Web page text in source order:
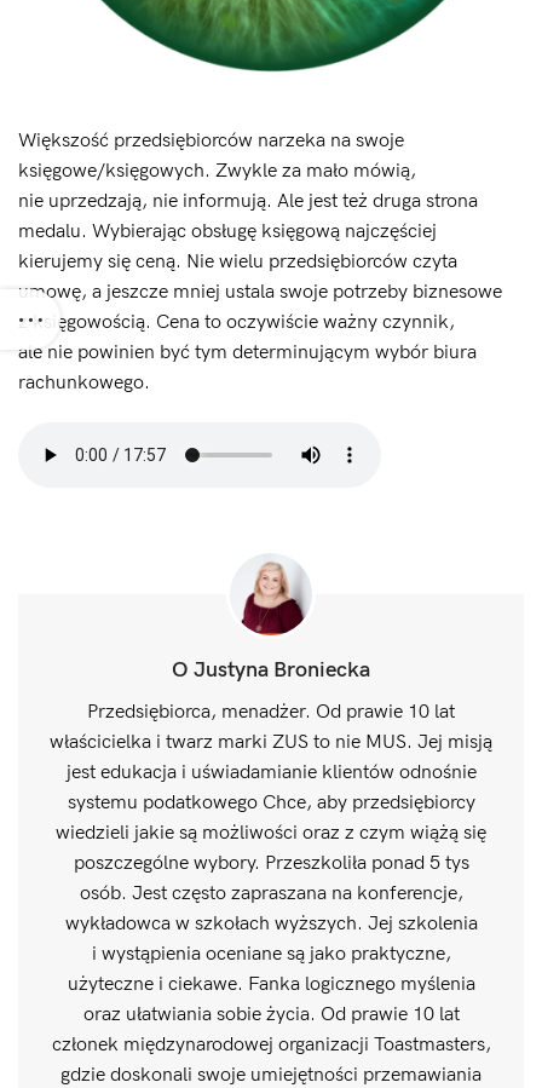
Większość przedsiębiorców narzeka na swoje
księgowe/księgowych. Zwykle za mało mówią,
nie uprzedzają, nie informują. Ale jest też druga strona
medalu. Wybierając obsługę księgową najczęściej
kierujemy się ceną. Nie wielu przedsiębiorców czyta
umowę, a jeszcze mniej ustala swoje potrzeby biznesowe
z księgowością. Cena to oczywiście ważny czynnik,
ale nie powinien być tym determinującym wybór biura
rachunkowego.
O Justyna Broniecka
Przedsiębiorca, menadżer. Od prawie 10 lat
właścicielka i twarz marki ZUS to nie MUS. Jej misją
jest edukacja i uświadamianie klientów odnośnie
systemu podatkowego Chce, aby przedsiębiorcy
wiedzieli jakie są możliwości oraz z czym wiążą się
poszczególne wybory. Przeszkoliła ponad 5 tys
osób. Jest często zapraszana na konferencje,
wykładowca w szkołach wyższych. Jej szkolenia
i wystąpienia oceniane są jako praktyczne,
użyteczne i ciekawe. Fanka logicznego myślenia
oraz ułatwiania sobie życia. Od prawie 10 lat
członek międzynarodowej organizacji Toastmasters,
gdzie doskonali swoje umiejętności przemawiania